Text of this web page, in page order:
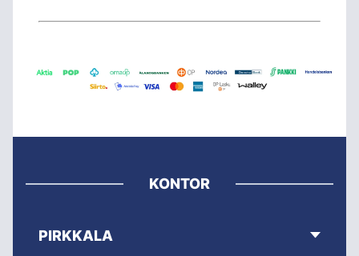
KONTOR
PIRKKALA